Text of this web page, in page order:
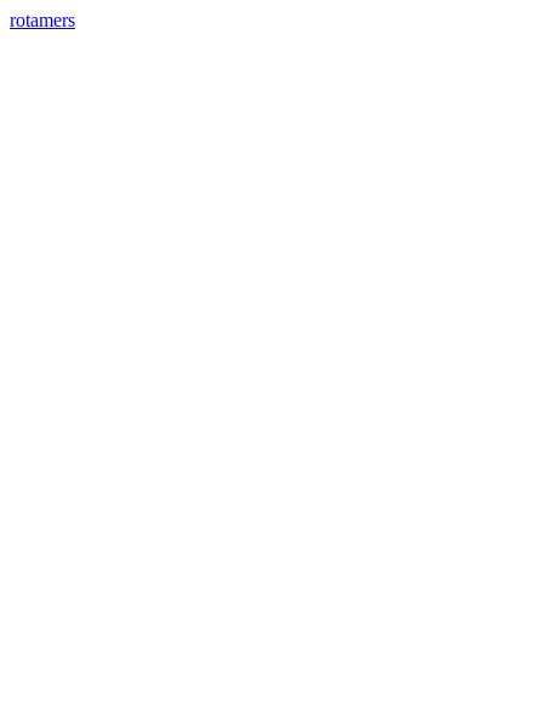
rotamers